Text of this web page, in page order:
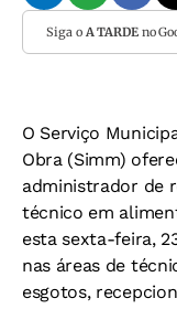
Siga o A TARDEno
O Serviço
Obra (Simm)
administrador de
técnico em
esta sexta-feira,
nas áreas de
esgotos,